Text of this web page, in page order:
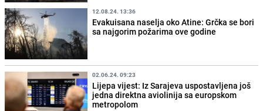
12.08.24. 13:36
Evakuisana naselja oko Atine: Grčka se bori
sa najgorim požarima ove godine
02.06.24. 09:23
Lijepa vijest: Iz Sarajeva uspostavljena još
jedna direktna aviolinija sa europskom
metropolom